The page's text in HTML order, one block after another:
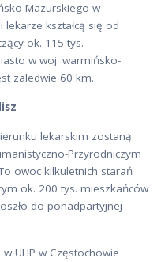
Mazurskiego w
kształcą się od
ok. 115 tys.
w woj. warmińsko-
zaledwie 60 km.
lekarskim zostaną
Przyrodniczym
owoc kilkuletnich starań
ok. 200 tys. mieszkańców
do ponadpartyjnej
UHP w Częstochowie